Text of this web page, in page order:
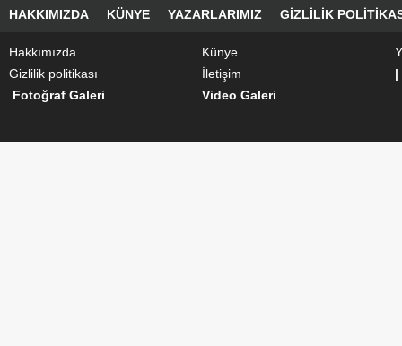
HAKKIMIZDA KÜNYE YAZARLARIMIZ GIZLILIK
Hakkımızda Künye
Gizlilik politikası
İletişim
|
Fotoğraf Galeri
Video Galeri